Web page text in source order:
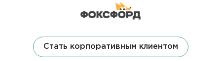
Стать корпоративным клиентом